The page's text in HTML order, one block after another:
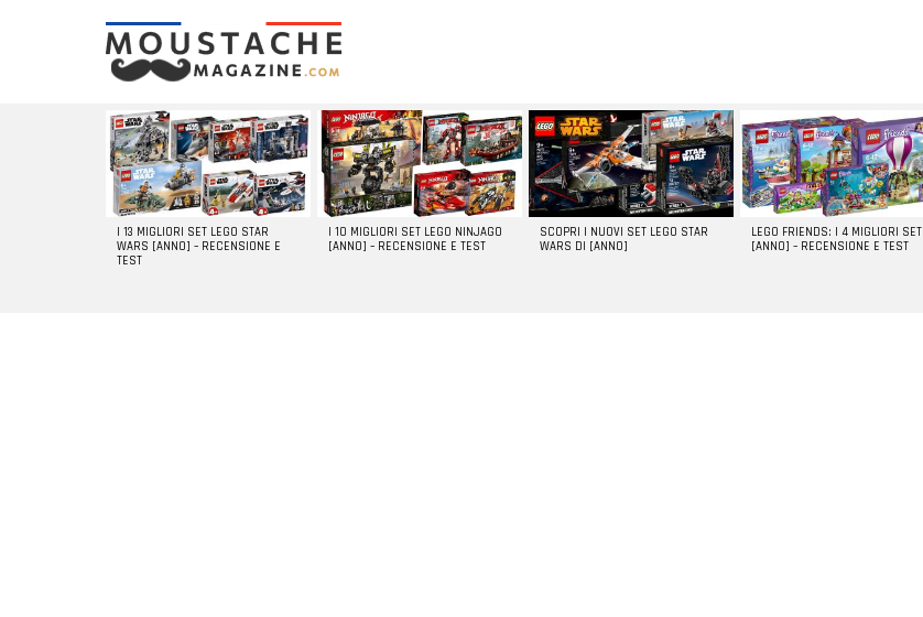
LATEST
STORIES
I 13 MIGLIORI SET LEGO STAR
WARS [ANNO] – RECENSIONE E
TEST
I 10 MIGLIORI SET LEGO NINJAGO
[ANNO] – RECENSIONE E TEST
SCOPRI I NUOVI SET LEGO STAR
WARS DI [ANNO]
LEGO FRIENDS: I 4 MIGLIORI SET
[ANNO] – RECENSIONE E TEST